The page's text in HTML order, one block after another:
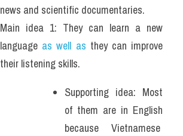
news and scientific documentaries.
Main idea 1: They can learn a new
language as well as they can improve
their listening skills.
Supporting idea: Most
of them are in English
because Vietnamese